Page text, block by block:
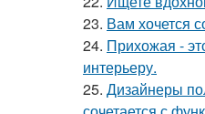
23. Вам хочется
24. Прихожая -
интерьеру.
25. Дизайнеры